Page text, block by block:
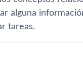
alguna
tareas.